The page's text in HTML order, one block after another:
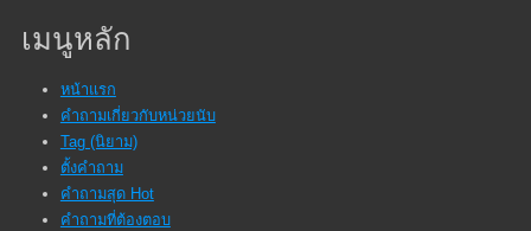
เมนูหลัก
หน้าแรก
คำถามเกี่ยวกับหน่วยนับ
Tag (นิยาม)
ตั้งคำถาม
คำถามสุด Hot
คำถามที่ต้องตอบ